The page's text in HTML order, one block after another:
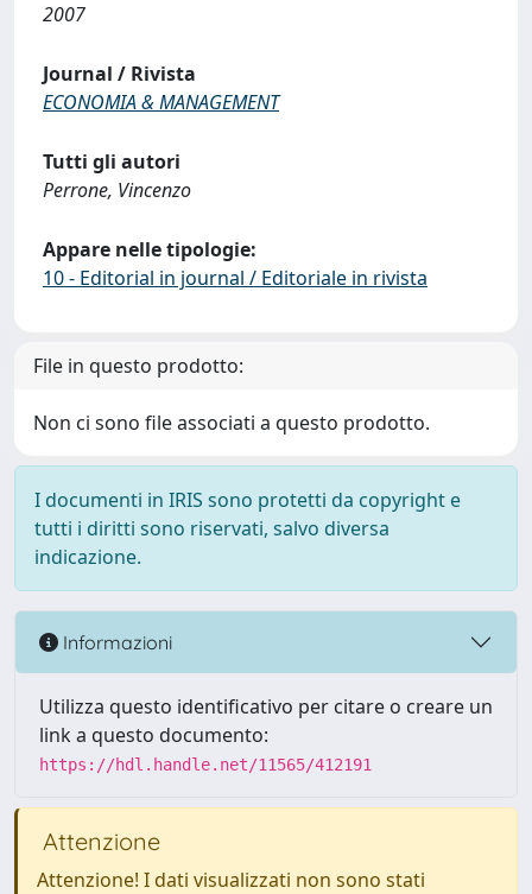
2007
Journal / Rivista
ECONOMIA & MANAGEMENT
Tutti gli autori
Perrone, Vincenzo
Appare nelle tipologie:
10 - Editorial in journal / Editoriale in rivista
File in questo prodotto:
Non ci sono file associati a questo prodotto.
I documenti in IRIS sono protetti da copyright e
tutti i diritti sono riservati, salvo diversa
indicazione.
Informazioni
Utilizza questo identificativo per citare o creare un
link a questo documento:
https://hdl.handle.net/11565/412191
Attenzione
Attenzione! I dati visualizzati non sono stati